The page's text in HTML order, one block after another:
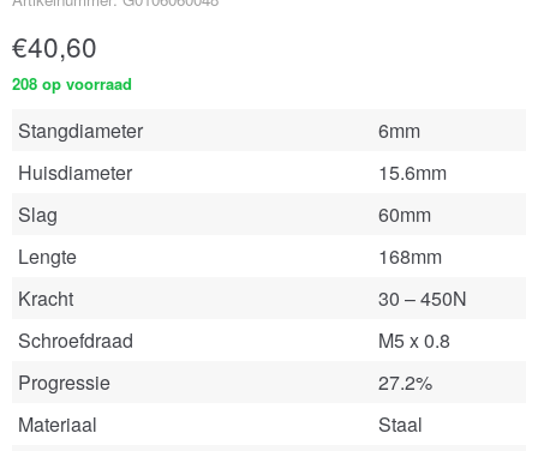
€40,60
208 op voorraad
Stangdiameter
6mm
Huisdiameter
15.6mm
Slag
60mm
Lengte
168mm
Kracht
30 – 450N
Schroefdraad
M5 x 0.8
Progressie
27.2%
Materiaal
Staal